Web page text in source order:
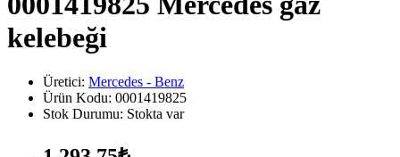
kelebeği
Üretici: Mercedes - Benz
Ürün Kodu: 0001419825
Stok Durumu: Stokta var